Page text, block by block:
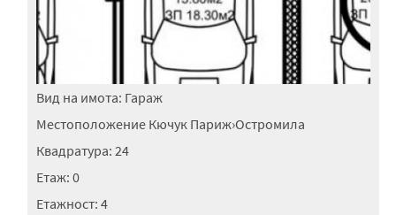
Вид на имота: Гараж
Местоположение Кючук Париж›Остромила
Квадратура: 24
Етаж: 0
Етажност: 4